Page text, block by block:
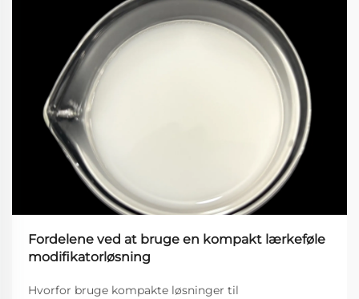
Fordelene ved at bruge en kompakt lærkeføle
modifikatorløsning
Hvorfor bruge kompakte løsninger til